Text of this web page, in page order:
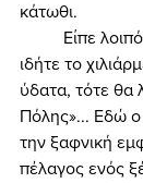
κάτωθι.
ιδήτε το
ύδατα, τότε θα
Πόλης»... Εδώ
την ξαφνική
πέλαγος ενός